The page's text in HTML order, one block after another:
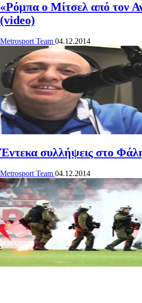
«Ρόμπα ο Μίτσελ από τον
(video)
Metrosport Team 04.12.2014
Έντεκα συλλήψεις στο
Metrosport Team 04.12.2014